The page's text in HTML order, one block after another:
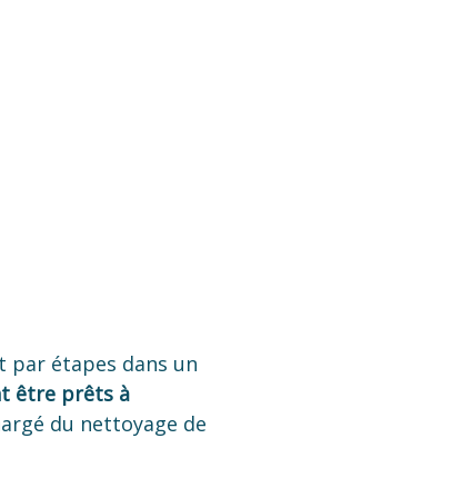
par étapes dans un
être prêts à
du nettoyage de